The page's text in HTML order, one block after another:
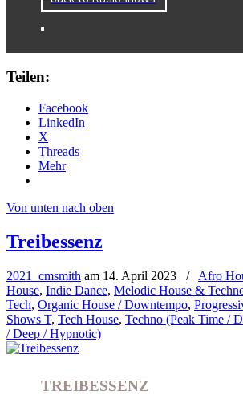
Teilen:
Facebook
LinkedIn
X
Threads
Mehr
Von unten nach oben
Treibessenz
2021_cmsmith am 14. April 2023 / Afro
House, Indie Dance, Melodic House &
Tech, Organic House / Downtempo,
Shows T, Tech House, Techno (Peak Time /
/ Deep / Hypnotic)
TREIBESSENZ